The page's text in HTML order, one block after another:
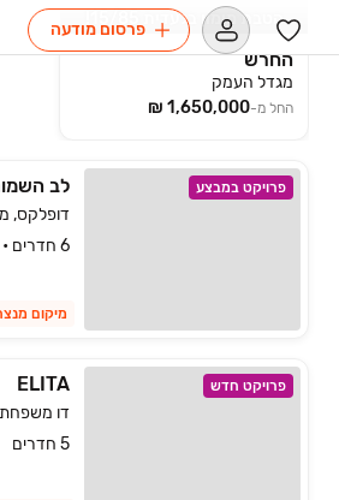
פרסום מודעה
הטבת מימון בלעדית 15/85!
החרש
מגדל העמק
החל מ-
פרויקט במבצע לב
דופלקס,
6 חדרים • קומה -1 • 140 מ״ר
מיקום
פרויקט חדש ELITA
דו
5 חדרים